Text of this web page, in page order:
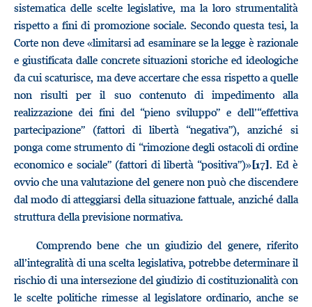
sistematica delle scelte legislative, ma la loro strumentalità
rispetto a fini di promozione sociale. Secondo questa tesi, la
Corte non deve «limitarsi ad esaminare se la legge è razionale
e giustificata dalle concrete situazioni storiche ed ideologiche
da cui scaturisce, ma deve accertare che essa rispetto a quelle
non risulti per il suo contenuto di impedimento alla
realizzazione dei fini del “pieno sviluppo” e dell’“effettiva
partecipazione” (fattori di libertà “negativa”), anziché si
ponga come strumento di “rimozione degli ostacoli di ordine
economico e sociale” (fattori di libertà “positiva”)»[17]. Ed è
ovvio che una valutazione del genere non può che discendere
dal modo di atteggiarsi della situazione fattuale, anziché dalla
struttura della previsione normativa.
Comprendo bene che un giudizio del genere, riferito
all’integralità di una scelta legislativa, potrebbe determinare il
rischio di una intersezione del giudizio di costituzionalità con
le scelte politiche rimesse al legislatore ordinario, anche se